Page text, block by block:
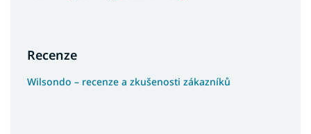
Recenze
Wilsondo – recenze a zkušenosti zákazníků